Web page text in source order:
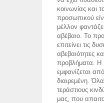
κοινωνίας και
προσωπικού
μέλλον
αβέβαιο. Το
επιτείνει τις
αβεβαιότητες
προβλήματα. Η
εμφανίζεται
διαιρεμένη.
τεράστιους
μας, που